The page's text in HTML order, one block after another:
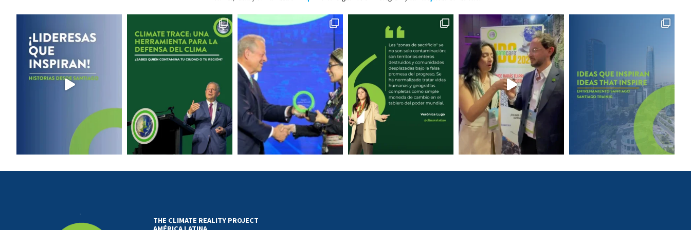
THE CLIMATE REALITY PROJECT